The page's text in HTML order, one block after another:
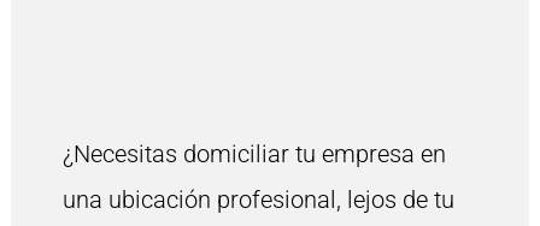
¿Necesitas domiciliar tu empresa en
una ubicación profesional, lejos de tu